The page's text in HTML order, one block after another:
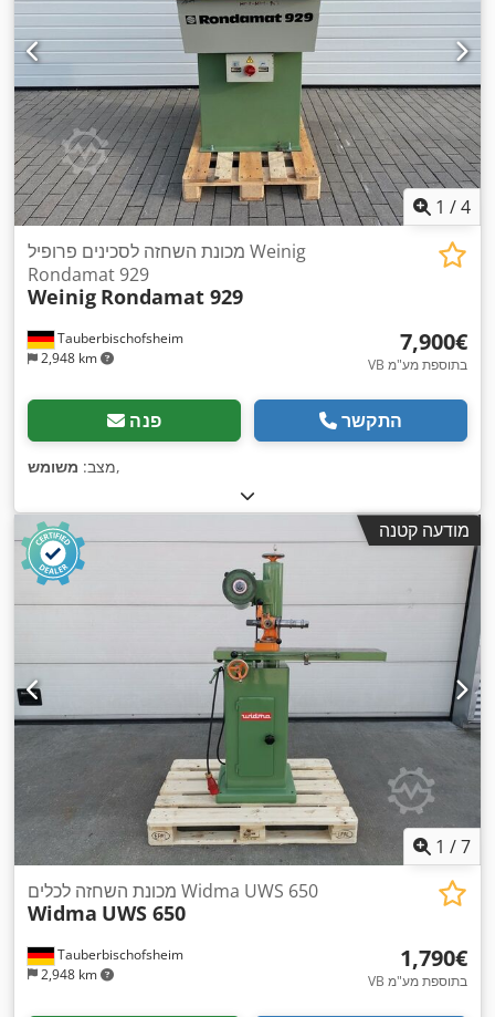
1 /4
Tauberbischofsheim
2,948 km
מכונת השחזה לסכינים פרופיל Weinig
Rondamat 929
Weinig Rondamat 929
‏7,900 ‏€
VB בתוספת מע"מ
פנה התקשר
מצב: משומש ,
מודעה קטנה
1 /7
Tauberbischofsheim
2,948 km
מכונת השחזה לכלים Widma UWS 650
Widma UWS 650
‏1,790 ‏€
VB בתוספת מע"מ